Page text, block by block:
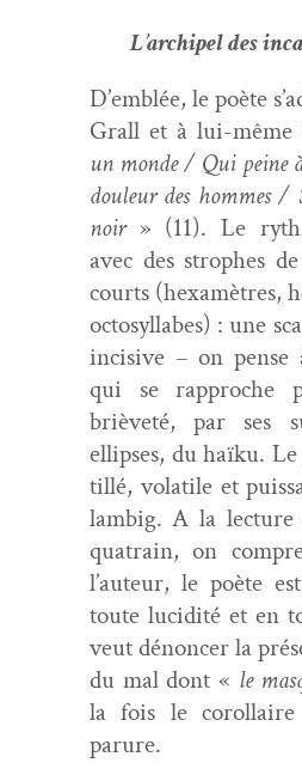
L’archipel des
D’emblée, le poète
Grall et à lui-même
un monde / Qui peine
douleur des hommes /
noir» (11). Le
avec des stro­phes
courts (hexa­m­ètres,
octo­syl­labes) : une
inci­sive – on
qui se rap­proche
brièveté, par ses
ellipses, du haïku.
til­lé, volatile et
lam­big. A la lec­ture
qua­train, on
l’auteur, le poète
toute lucid­ité et en
veut dénon­cer la
du mal dont « le
la fois le
parure.